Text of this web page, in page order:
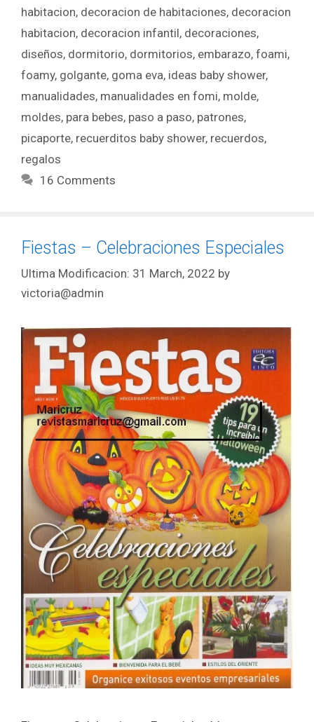
habitacion, decoracion de habitaciones, decoracion
habitacion, decoracion infantil, decoraciones,
diseños, dormitorio, dormitorios, embarazo, foami,
foamy, golgante, goma eva, ideas baby shower,
manualidades, manualidades en fomi, molde,
moldes, para bebes, paso a paso, patrones,
picaporte, recuerditos baby shower, recuerdos,
regalos
16 Comments
Fiestas – Celebraciones Especiales
31 March, 2022 by
victoria@admin